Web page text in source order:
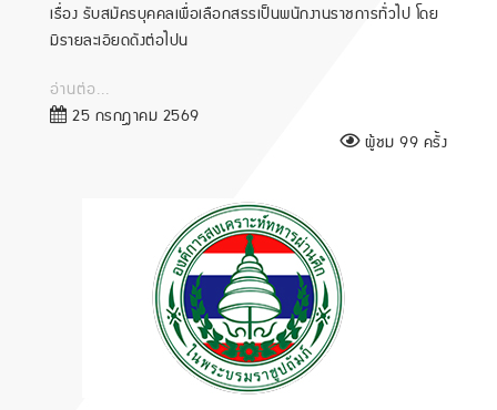
เรื่อง รับสมัครบุคคลเพื่อเลือกสรรเป็นพนักงานราชการทั่วไป โดย
มีรายละเอียดดังต่อไปน
อ่านต่อ...
25 กรกฎาคม 2569
ผู้ชม 99 ครั้ง